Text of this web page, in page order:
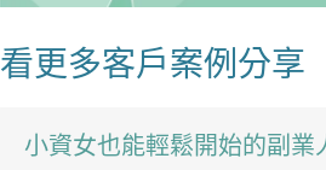
看更多客戶案例分享
小資女也能輕鬆開始的副業